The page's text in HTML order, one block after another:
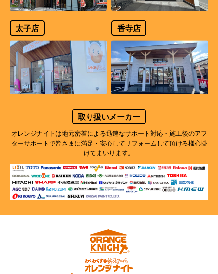
太子店 香寺店
取り扱いメーカー
オレンジナイトは地元密着による迅速なサポート対応・施工後のアフ
ターサポートで皆さまに満足・安心してリフォームして頂ける様心掛
けてまいります。